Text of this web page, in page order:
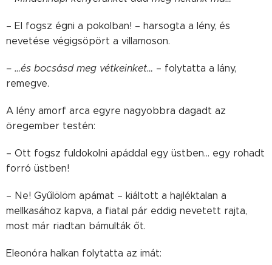
– El fogsz égni a pokolban! – harsogta a lény, és
nevetése végigsöpört a villamoson.
– …és bocsásd meg vétkeinket… – folytatta a lány,
remegve.
A lény amorf arca egyre nagyobbra dagadt az
öregember testén:
– Ott fogsz fuldokolni apáddal egy üstben… egy rohadt
forró üstben!
– Ne! Gyűlölöm apámat – kiáltott a hajléktalan a
mellkasához kapva, a fiatal pár eddig nevetett rajta,
most már riadtan bámulták őt.
Eleonóra halkan folytatta az imát: